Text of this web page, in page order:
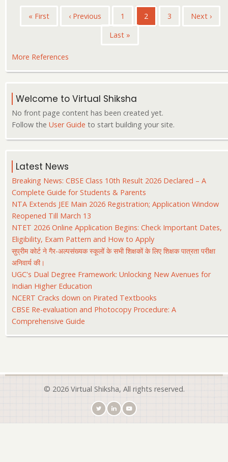
Pagination
First
« First
Previous
‹ Previous पृष्ठ
1
Current
page
2 पृष्ठ
3
Next
Next ›
Last
Last »
More References
Welcome to Virtual Shiksha
No front page content has been created yet.
Follow the User Guide to start building your site.
Latest News
Breaking News: CBSE Class 10th Result 2026 Declared – A
Complete Guide for Students & Parents
NTA Extends JEE Main 2026 Registration; Application Window
Reopened Till March 13
NTET 2026 Online Application Begins: Check Important Dates,
Eligibility, Exam Pattern and How to Apply
सुप्रीम कोर्ट ने गैर-अल्पसंख्यक स्कूलों के सभी शिक्षकों के लिए शिक्षक पात्रता परीक्षा
अनिवार्य की।
UGC's Dual Degree Framework: Unlocking New Avenues for
Indian Higher Education
NCERT Cracks down on Pirated Textbooks
CBSE Re-evaluation and Photocopy Procedure: A
Comprehensive Guide
© 2026 Virtual Shiksha, All rights reserved.